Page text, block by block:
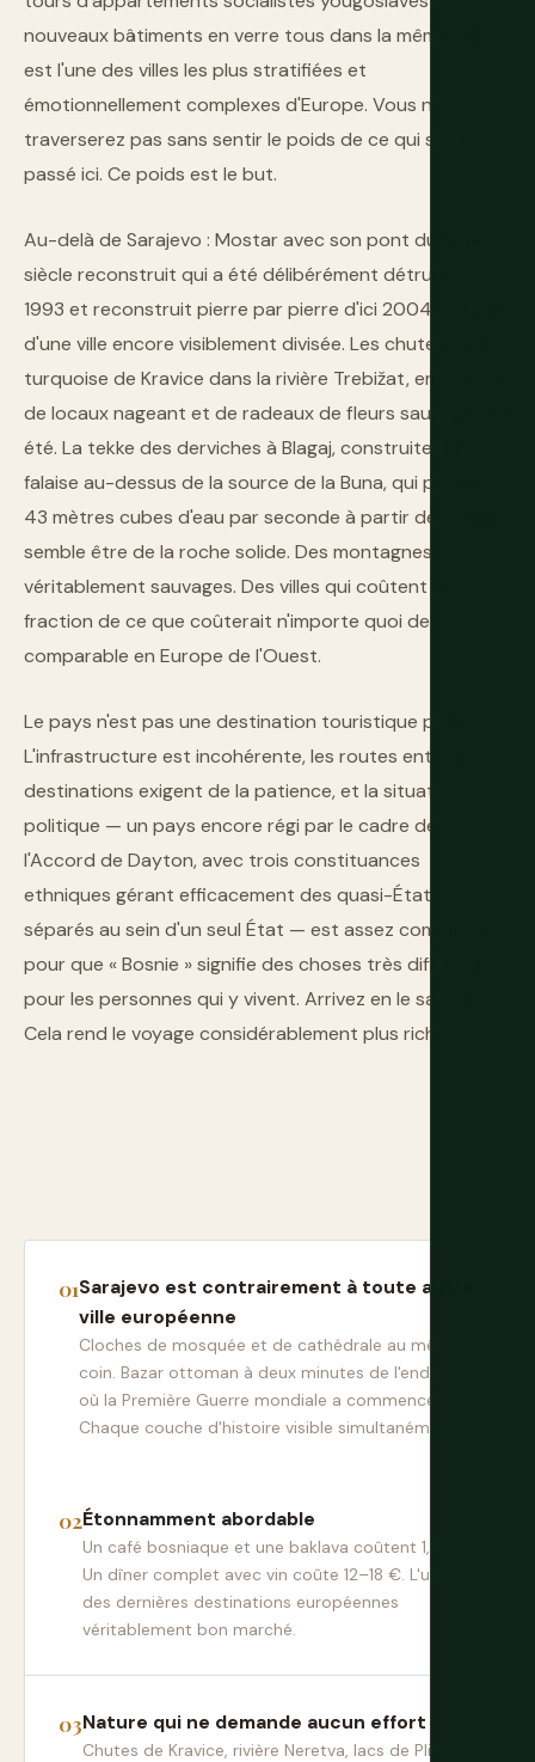
nouveaux bâtiments en verre tous dans la même vallée,
est l'une des villes les plus stratifiées et
émotionnellement complexes d'Europe. Vous ne la
traverserez pas sans sentir le poids de ce qui s'est
passé ici. Ce poids est le but.
Au-delà de Sarajevo : Mostar avec son pont du XVIe
siècle reconstruit qui a été délibérément détruit en
1993 et reconstruit pierre par pierre d'ici 2004, entouré
d'une ville encore visiblement divisée. Les chutes d'eau
turquoise de Kravice dans la rivière Trebižat, entourées
de locaux nageant et de radeaux de fleurs sauvages en
été. La tekke des derviches à Blagaj, construite dans la
falaise au-dessus de la source de la Buna, qui produit
43 mètres cubes d'eau par seconde à partir de ce qui
semble être de la roche solide. Des montagnes
véritablement sauvages. Des villes qui coûtent une
fraction de ce que coûterait n'importe quoi de
comparable en Europe de l'Ouest.
Le pays n'est pas une destination touristique polie.
L'infrastructure est incohérente, les routes entre les
destinations exigent de la patience, et la situation
politique — un pays encore régi par le cadre de
l'Accord de Dayton, avec trois constituances
ethniques gérant efficacement des quasi-États
séparés au sein d'un seul État — est assez complexe
pour que « Bosnie » signifie des choses très différentes
pour les personnes qui y vivent. Arrivez en le sachant.
Cela rend le voyage considérablement plus riche.
Sarajevo est contrairement à toute autre
ville européenne
Cloches de mosquée et de cathédrale au même
coin. Bazar ottoman à deux minutes de l'endroit
où la Première Guerre mondiale a commencé.
Chaque couche d'histoire visible simultanément.
Étonnamment abordable
Un café bosniaque et une baklava coûtent 1,50 €.
Un dîner complet avec vin coûte 12–18 €. L'une
des dernières destinations européennes
véritablement bon marché.
Nature qui ne demande aucun effort
Chutes de Kravice, rivière Neretva, lacs de Pliva —